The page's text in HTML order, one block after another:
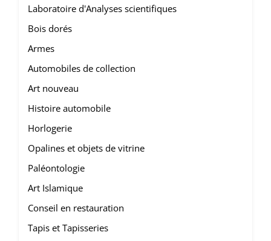
Laboratoire d'Analyses scientifiques
Bois dorés
Armes
Automobiles de collection
Art nouveau
Histoire automobile
Horlogerie
Opalines et objets de vitrine
Paléontologie
Art Islamique
Conseil en restauration
Tapis et Tapisseries